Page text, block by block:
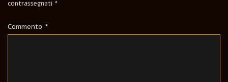
contrassegnati *
Commento *